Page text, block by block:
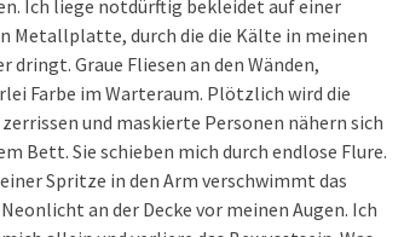
Ich liege notdürftig bekleidet auf einer
Metallplatte, durch die die Kälte in meinen
dringt. Graue Fliesen an den Wänden,
Farbe im Warteraum. Plötzlich wird die
und maskierte Personen nähern sich
Bett. Sie schieben mich durch endlose Flure.
Spritze in den Arm verschwimmt das
an der Decke vor meinen Augen. Ich